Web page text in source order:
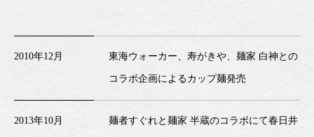
2010年12月 東海ウォーカー、寿がきや、麺家 白神との
コラボ企画によるカップ麺発売
2013年10月 麺者すぐれと麺家 半蔵のコラボにて春日井